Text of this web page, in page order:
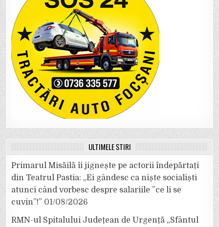
ULTIMELE ȘTIRI
Primarul Misăilă îi jignește pe actorii îndepărtați
din Teatrul Pastia: „Ei gândesc ca niște socialiști
atunci când vorbesc despre salariile ”ce li se
cuvin”!” 01/08/2026
RMN-ul Spitalului Județean de Urgență „Sfântul